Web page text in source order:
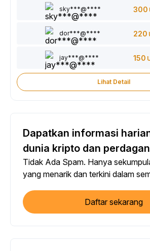
sky***@**** 300
dor***@**** 220
jay***@**** 150
Lihat Detail
Dapatkan informasi
dunia kripto dan
Tidak Ada Spam. Hanya
yang menarik dan terkini dalam
Daftar sekarang